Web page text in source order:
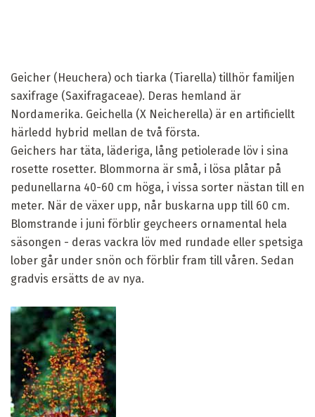
Geicher (Heuchera) och tiarka (Tiarella) tillhör familjen
saxifrage (Saxifragaceae). Deras hemland är
Nordamerika. Geichella (X Neicherella) är en artificiellt
härledd hybrid mellan de två första.
Geichers har täta, läderiga, lång petiolerade löv i sina
rosette rosetter. Blommorna är små, i lösa plåtar på
pedunellarna 40-60 cm höga, i vissa sorter nästan till en
meter. När de växer upp, når buskarna upp till 60 cm.
Blomstrande i juni förblir geycheers ornamental hela
säsongen - deras vackra löv med rundade eller spetsiga
lober går under snön och förblir fram till våren. Sedan
gradvis ersätts de av nya.